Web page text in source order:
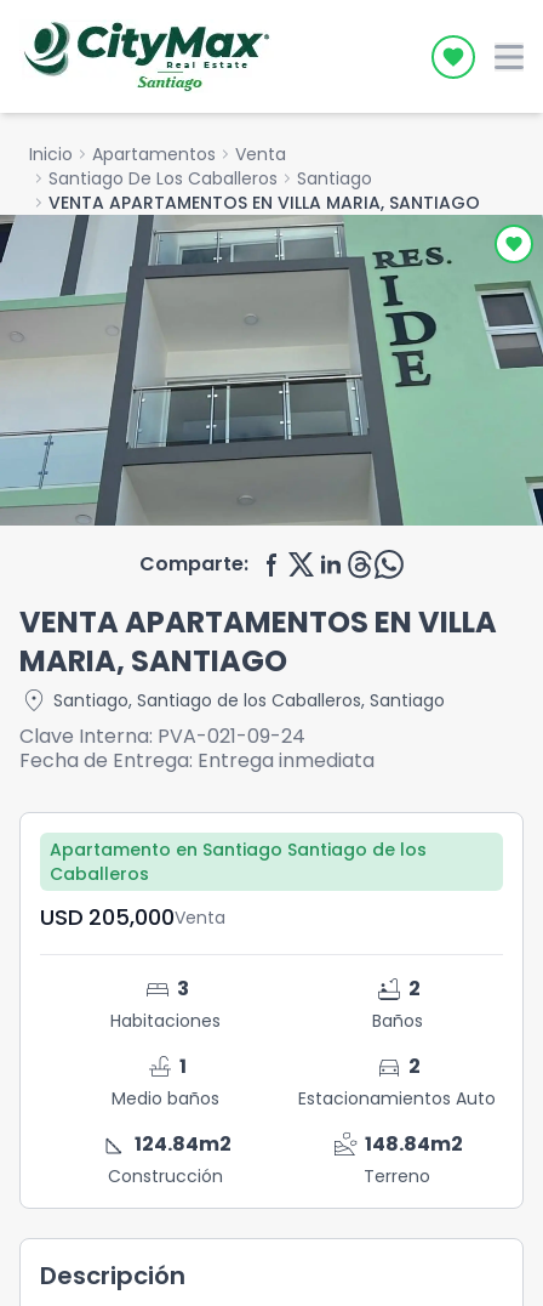
Icon
Inicio chevron_right Apartamentos chevron_right Venta
chevron_right Santiago De Los Caballeros chevron_right Santiago
chevron_right VENTA APARTAMENTOS EN VILLA MARIA, SANTIAGO
Comparte:
VENTA APARTAMENTOS EN VILLA
MARIA, SANTIAGO
location_on Santiago, Santiago de los Caballeros, Santiago
Clave Interna: PVA-021-09-24
Fecha de Entrega: Entrega inmediata
Apartamento en Santiago Santiago de los
Caballeros
USD	205,000Venta
bed 3
Habitaciones
bathtub 2
Baños
faucet 1
Medio baños
directions_car 2
Estacionamientos Auto
square_foot 124.84m2
Construcción
landslide 148.84m2
Terreno
Descripción